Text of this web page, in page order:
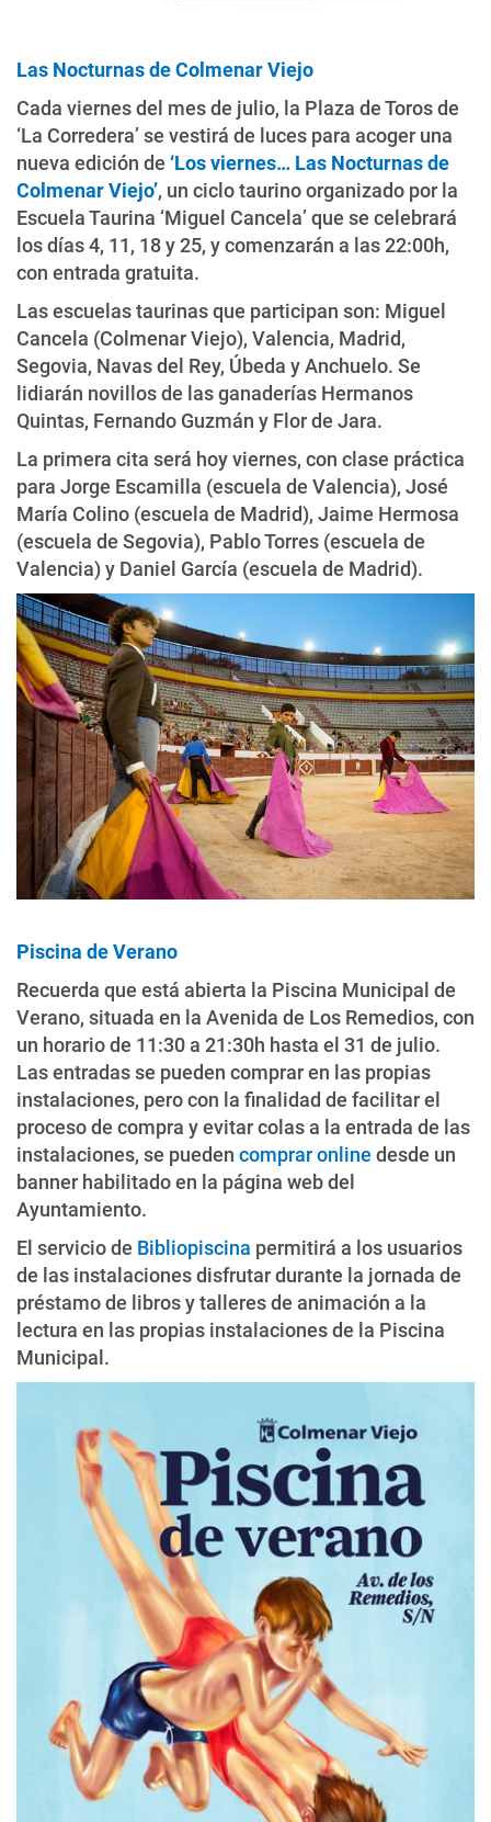
Las Nocturnas de Colmenar Viejo
Cada viernes del mes de julio, la Plaza de Toros de
‘La Corredera’ se vestirá de luces para acoger una
nueva edición de ‘Los viernes… Las Nocturnas de
Colmenar Viejo’, un ciclo taurino organizado por la
Escuela Taurina ‘Miguel Cancela’ que se celebrará
los días 4, 11, 18 y 25, y comenzarán a las 22:00h,
con entrada gratuita.
Las escuelas taurinas que participan son: Miguel
Cancela (Colmenar Viejo), Valencia, Madrid,
Segovia, Navas del Rey, Úbeda y Anchuelo. Se
lidiarán novillos de las ganaderías Hermanos
Quintas, Fernando Guzmán y Flor de Jara.
La primera cita será hoy viernes, con clase práctica
para Jorge Escamilla (escuela de Valencia), José
María Colino (escuela de Madrid), Jaime Hermosa
(escuela de Segovia), Pablo Torres (escuela de
Valencia) y Daniel García (escuela de Madrid).
Piscina de Verano
Recuerda que está abierta la Piscina Municipal de
Verano, situada en la Avenida de Los Remedios, con
un horario de 11:30 a 21:30h hasta el 31 de julio.
Las entradas se pueden comprar en las propias
instalaciones, pero con la finalidad de facilitar el
proceso de compra y evitar colas a la entrada de las
instalaciones, se pueden comprar online desde un
banner habilitado en la página web del
Ayuntamiento.
El servicio de Bibliopiscina permitirá a los usuarios
de las instalaciones disfrutar durante la jornada de
préstamo de libros y talleres de animación a la
lectura en las propias instalaciones de la Piscina
Municipal.